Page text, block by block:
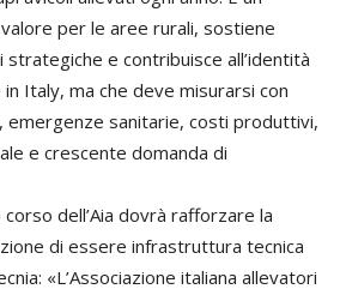
per le aree rurali, sostiene
e contribuisce all’identità
Italy, ma che deve misurarsi con
emergenze sanitarie, costi produttivi,
e crescente domanda di
dell’Aia dovrà rafforzare la
di essere infrastruttura tecnica
«L’Associazione italiana allevatori